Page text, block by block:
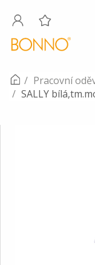
Pracovní
SALLY